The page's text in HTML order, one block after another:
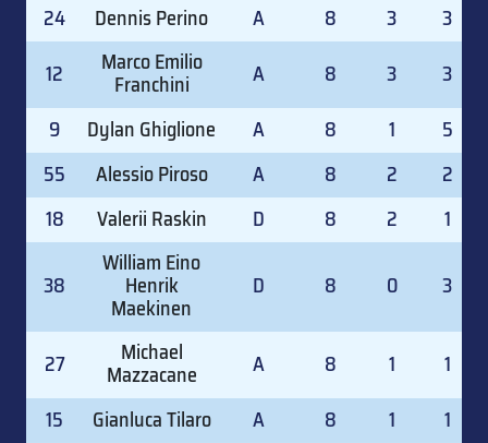
24
Dennis Perino A 8 3
3
12
Marco Emilio
Franchini A 8 3
3
9
Dylan Ghiglione A 8 1
5
55
Alessio Piroso A 8 2
2
18
Valerii Raskin D 8 2 1
38
William Eino
Henrik
Maekinen
D 8 0 3
27 Michael
Mazzacane A 8 1
1
15
Gianluca Tilaro A 8 1
1